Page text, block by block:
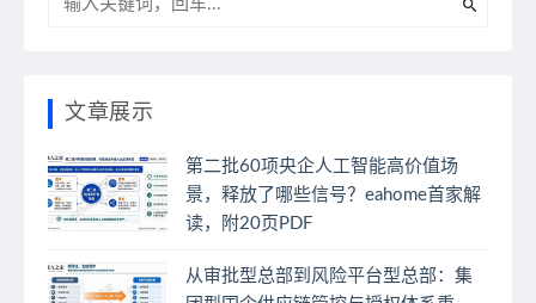
文章展示
第二批60项央企人工智能高价值场
景，释放了哪些信号？eahome首家解
读，附20页PDF
从审批型总部到风险平台型总部：集